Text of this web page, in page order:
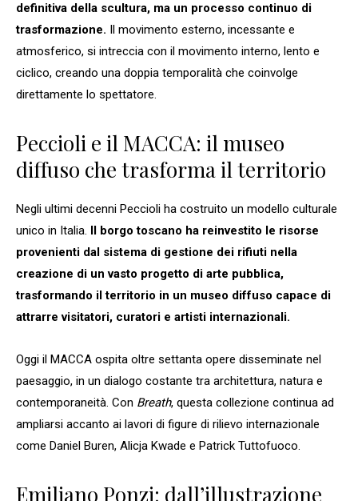
definitiva della scultura, ma un processo continuo di
trasformazione. Il movimento esterno, incessante e
atmosferico, si intreccia con il movimento interno, lento e
ciclico, creando una doppia temporalità che coinvolge
direttamente lo spettatore.
Peccioli e il MACCA: il museo
diffuso che trasforma il territorio
Negli ultimi decenni Peccioli ha costruito un modello culturale
unico in Italia. Il borgo toscano ha reinvestito le risorse
provenienti dal sistema di gestione dei rifiuti nella
creazione di un vasto progetto di arte pubblica,
trasformando il territorio in un museo diffuso capace di
attrarre visitatori, curatori e artisti internazionali.
Oggi il MACCA ospita oltre settanta opere disseminate nel
paesaggio, in un dialogo costante tra architettura, natura e
contemporaneità. Con Breath, questa collezione continua ad
ampliarsi accanto ai lavori di figure di rilievo internazionale
come Daniel Buren, Alicja Kwade e Patrick Tuttofuoco.
Emiliano Ponzi: dall’illustrazione